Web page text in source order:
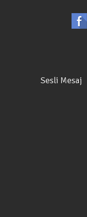
Sesli Mesaj